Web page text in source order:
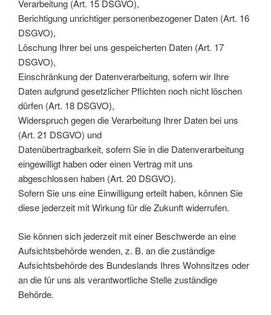
Verarbeitung (Art. 15 DSGVO),
Berichtigung unrichtiger personenbezogener Daten (Art. 16
DSGVO),
Löschung Ihrer bei uns gespeicherten Daten (Art. 17
DSGVO),
Einschränkung der Datenverarbeitung, sofern wir Ihre
Daten aufgrund gesetzlicher Pflichten noch nicht löschen
dürfen (Art. 18 DSGVO),
Widerspruch gegen die Verarbeitung Ihrer Daten bei uns
(Art. 21 DSGVO) und
Datenübertragbarkeit, sofern Sie in die Datenverarbeitung
eingewilligt haben oder einen Vertrag mit uns
abgeschlossen haben (Art. 20 DSGVO).
Sofern Sie uns eine Einwilligung erteilt haben, können Sie
diese jederzeit mit Wirkung für die Zukunft widerrufen.
Sie können sich jederzeit mit einer Beschwerde an eine
Aufsichtsbehörde wenden, z. B. an die zuständige
Aufsichtsbehörde des Bundeslands Ihres Wohnsitzes oder
an die für uns als verantwortliche Stelle zuständige
Behörde.